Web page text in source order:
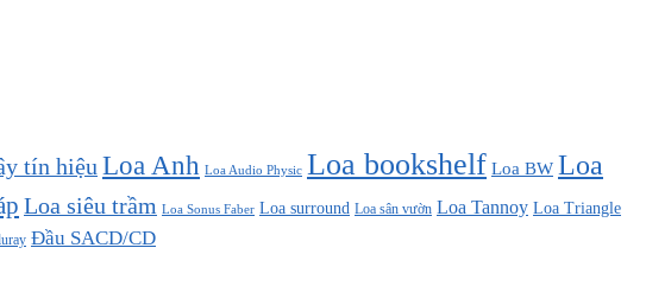
tín hiệu Loa Anh Loa Audio Physic Loa bookshelf Loa BW Loa
Loa siêu trầm Loa Sonus Faber Loa surround Loa sân vườn Loa Tannoy Loa Triangle
Đầu SACD/CD